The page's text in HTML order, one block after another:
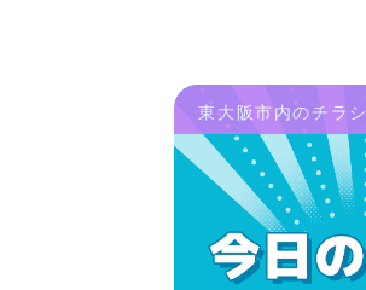
東大阪市内のチラシ